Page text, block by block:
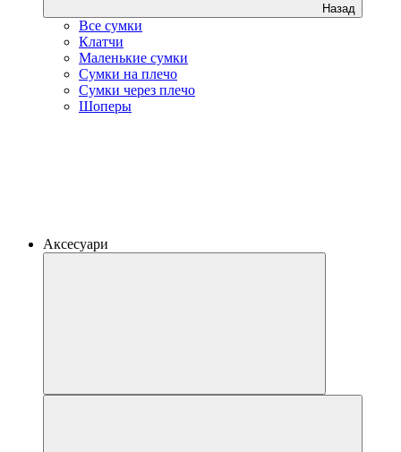
Назад
Все сумки
Клатчи
Маленькие сумки
Сумки на плечо
Сумки через плечо
Шоперы
Аксесуари